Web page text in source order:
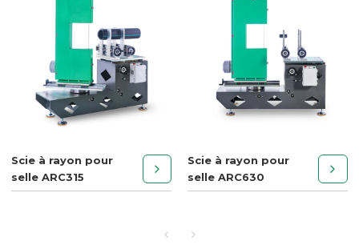
Scie à rayon pour
selle ARC315
Scie à rayon pour
selle ARC630